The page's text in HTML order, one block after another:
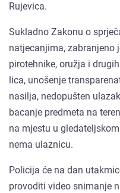
Rujevica.
Sukladno Zakonu o
natjecanjima, zabranjeno
pirotehnike, oružja i
lica, unošenje
nasilja, nedopušten
bacanje predmeta na
na mjestu u
nema ulaznicu.
Policija će na dan
provoditi video snimanje